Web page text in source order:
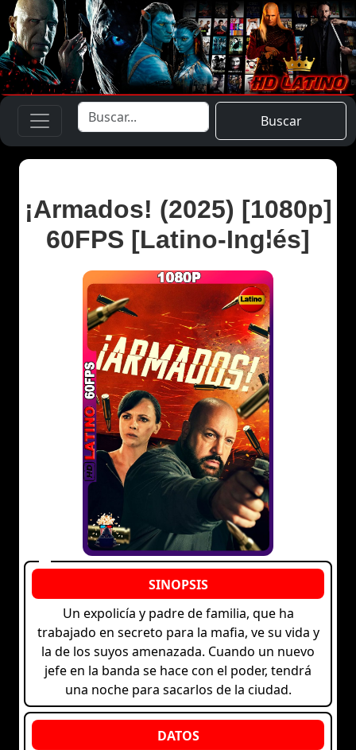
Buscar
¡Armados! (2025) [1080p]
60FPS [Latino-Inglés]
Un expolicía y padre de familia, que ha
trabajado en secreto para la mafia, ve su vida y
la de los suyos amenazada. Cuando un nuevo
jefe en la banda se hace con el poder, tendrá
una noche para sacarlos de la ciudad.